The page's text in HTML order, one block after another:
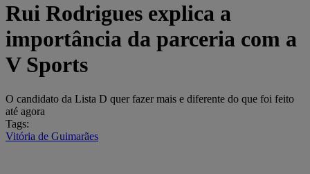
Rui Rodrigues explica a
importância da parceria com a
V Sports
O candidato da Lista D quer fazer mais e diferente do que foi feito
até agora
Tags:
Vitória de Guimarães